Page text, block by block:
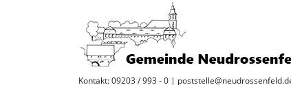
Kontakt: 09203 / 993 - 0 |